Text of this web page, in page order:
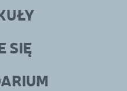
SIĘ